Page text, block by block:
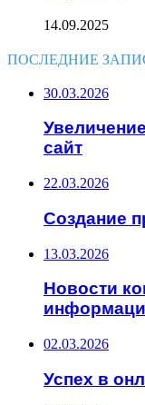
14.09.2025
ПОСЛЕДНИЕ
30.03.2026
сайт
22.03.2026
Создание
13.03.2026
Новости
02.03.2026
Успех в